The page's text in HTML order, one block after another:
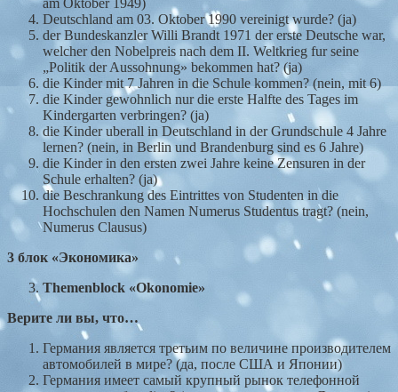
Deutschland am 03. Oktober 1990 vereinigt wurde? (ja)
der Bundeskanzler Willi Brandt 1971 der erste Deutsche war,
welcher den Nobelpreis nach dem II. Weltkrieg fur seine
„Politik der Aussohnung» bekommen hat? (ja)
die Kinder mit 7 Jahren in die Schule kommen? (nein, mit 6)
die Kinder gewohnlich nur die erste Halfte des Tages im
Kindergarten verbringen? (ja)
die Kinder uberall in Deutschland in der Grundschule 4 Jahre
lernen? (nein, in Berlin und Brandenburg sind es 6 Jahre)
die Kinder in den ersten zwei Jahre keine Zensuren in der
Schule erhalten? (ja)
die Beschrankung des Eintrittes von Studenten in die
Hochschulen den Namen Numerus Studentus tragt? (nein,
Numerus Clausus)
3 блок «Экономика»
Themenblock «Okonomie»
Верите ли вы, что…
Германия является третьим по величине производителем
автомобилей в мире? (да, после США и Японии)
Германия имеет самый крупный рынок телефонной